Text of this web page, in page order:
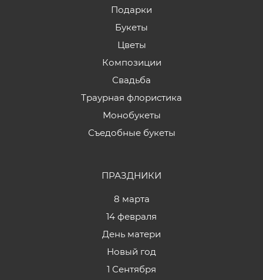
Подарки
Букеты
Цветы
Композиции
Свадьба
Траурная флористика
Монобукеты
Съедобные букеты
ПРАЗДНИКИ
8 марта
14 февраля
День матери
Новый год
1 Сентября